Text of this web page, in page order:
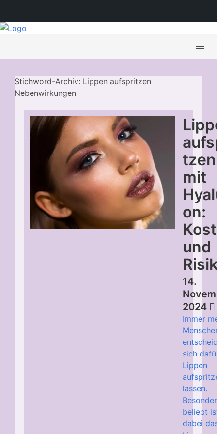
Stichword-Archiv: Lippen aufspritzen
Nebenwirkungen
tzen
mit
on:
und
14.
2024
Immer
sich
Lippen
lassen.
beliebt
dabei